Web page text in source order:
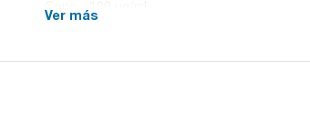
CAS : [35400-43-2]
Ver más